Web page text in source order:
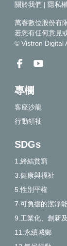
關於我們 | 隱私
萬睿數位股份有
若您有任何意見
© Vistron Digital
專欄
客座沙龍
行動領袖
SDGs
1.終結貧窮
3.健康與福祉
5.性別平權
7.可負擔的潔淨
11.永續城鄉